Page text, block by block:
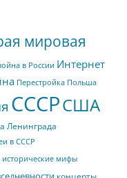
мировая
в России Интернет
Перестройка Польша
СССРСША
Ленинграда
в СССР
исторические мифы
концерты